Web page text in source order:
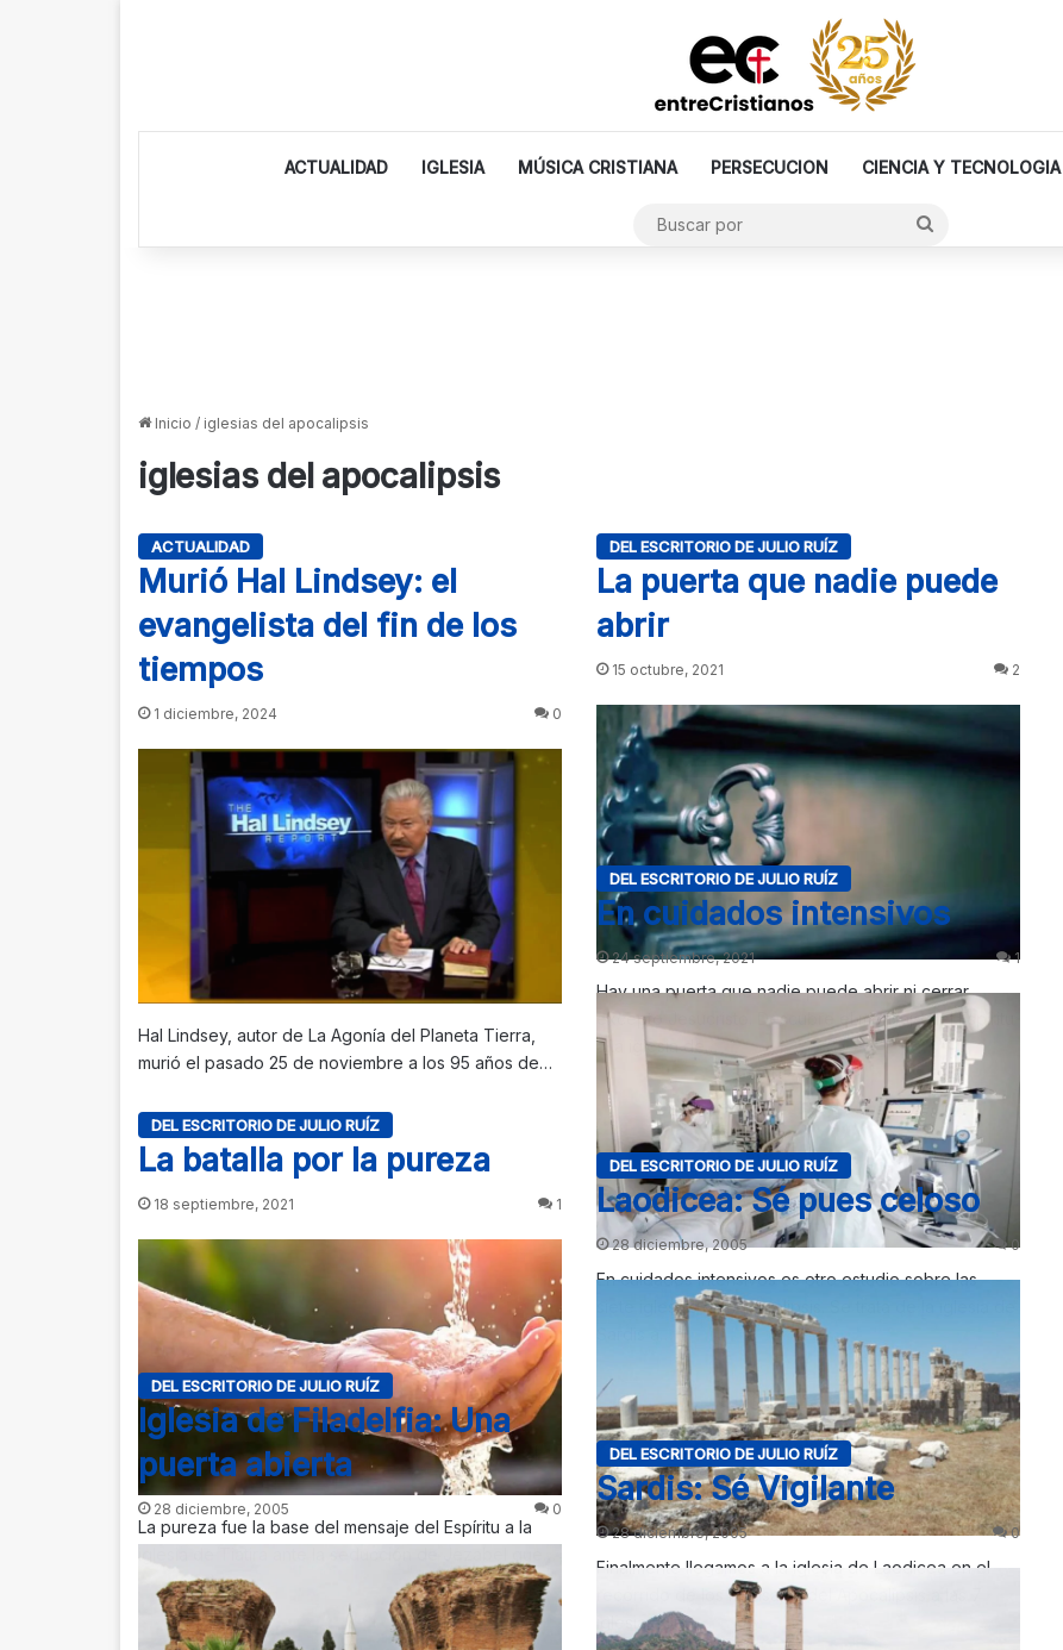
ACTUALIDAD IGLESIA MÚSICA CRISTIANA PERSECUCION CIENCIA Y TECNOLOGIA
Inicio / iglesias del apocalipsis
iglesias del apocalipsis
ACTUALIDAD
Murió Hal Lindsey: el
evangelista del fin de los
tiempos
1 diciembre, 2024 0
Hal Lindsey, autor de La Agonía del Planeta Tierra,
murió el pasado 25 de noviembre a los 95 años de…
DEL ESCRITORIO DE JULIO RUÍZ
La puerta que nadie puede
abrir
15 octubre, 2021 2
Hay una puerta que nadie puede abrir ni cerrar,
excepto Jesucristo. Descubre el mensaje del Espíritu
a la iglesia de…
DEL ESCRITORIO DE JULIO RUÍZ
En cuidados intensivos
24 septiembre, 2021 1
En cuidados intensivos es otro estudio sobre las
siete iglesias del Apocalipsis. Se trata de la iglesia de
DEL ESCRITORIO DE JULIO RUÍZ
La batalla por la pureza
18 septiembre, 2021 1
La pureza fue la base del mensaje del Espíritu a la
DEL ESCRITORIO DE JULIO RUÍZ
Laodicea: Sé pues celoso
28 diciembre, 2005 0
Finalmente llegamos a la iglesia de Laodicea en el
recorrido de los mensajes del Apocalipsis a las 7
iglesias. Se…
DEL ESCRITORIO DE JULIO RUÍZ
Iglesia de Filadelfia: Una
puerta abierta
28 diciembre, 2005 0
DEL ESCRITORIO DE JULIO RUÍZ
Sardis: Sé Vigilante
28 diciembre, 2005 0